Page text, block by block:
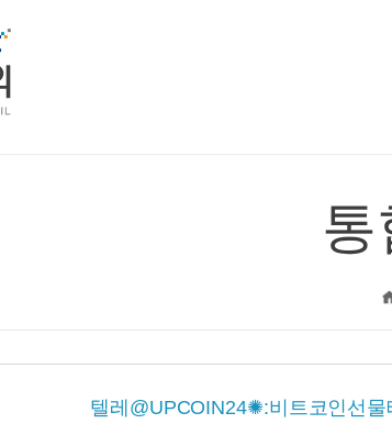
통
텔레@UPCOIN24✺:비트코인선물